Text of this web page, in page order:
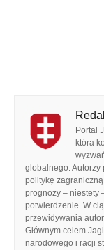
Portal
która
globalnego. Autorzy
politykę
prognozy – niestety
potwierdzenie. W
przewidywania
Głównym celem
narodowego i racji